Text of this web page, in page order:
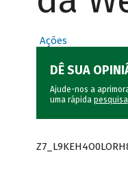
Ações
DÊ SUA
Ajude-nos a
uma rápida pesquisa